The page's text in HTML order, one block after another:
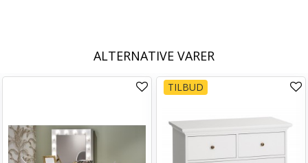
ALTERNATIVE VARER
TILBUD